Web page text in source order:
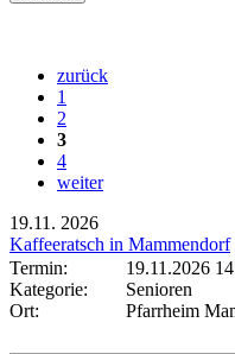
zurück
1
2
3
4
weiter
19.11. 2026
Kaffeeratsch in Mammendorf
Termin:
19.11.2026
Kategorie:
Senioren
Ort:
Pfarrheim